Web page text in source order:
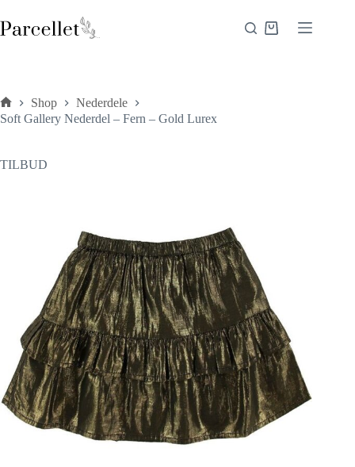
til
indhold
Indkøbskurv
Forside
Shop
Nederdele
Soft Gallery Nederdel – Fern – Gold Lurex
TILBUD